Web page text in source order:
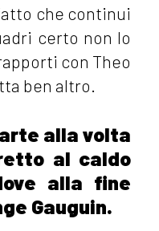
che continui
certo non lo
con Theo
ben altro.
alla volta
al caldo
alla fine
Gauguin.